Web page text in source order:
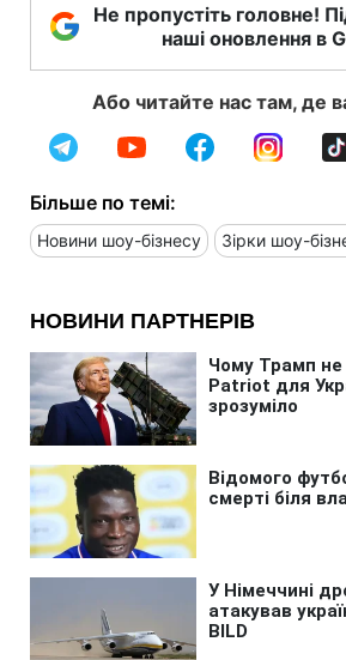
Не пропустіть головне!
наші оновлення в
Або читайте нас там, де
Більше по темі:
Новини шоу-бізнесу Зірки шоу-